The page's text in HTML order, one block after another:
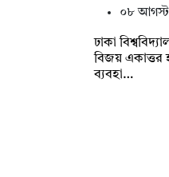
০৮
ঢাকা
বিজয়
ব্যবহা…